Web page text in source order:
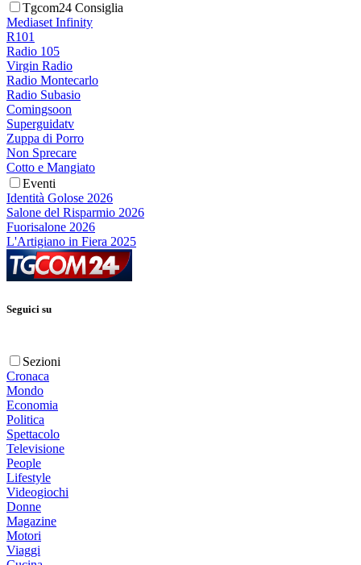
Tgcom24 Consiglia
Mediaset Infinity
R101
Radio 105
Virgin Radio
Radio Montecarlo
Radio Subasio
Comingsoon
Superguidatv
Zuppa di Porro
Non Sprecare
Cotto e Mangiato
Eventi
Identità Golose 2026
Salone del Risparmio 2026
Fuorisalone 2026
L'Artigiano in Fiera 2025
Seguici su
Sezioni
Cronaca
Mondo
Economia
Politica
Spettacolo
Televisione
People
Lifestyle
Videogiochi
Donne
Magazine
Motori
Viaggi